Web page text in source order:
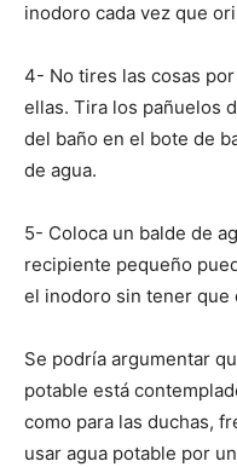
inodoro cada vez que
4- No tires las cosas
ellas. Tira los pañuelos
del baño en el bote de
de agua.
5- Coloca un balde de
recipiente pequeño
el inodoro sin tener que
Se podría argumentar
potable está
como para las duchas,
usar agua potable por